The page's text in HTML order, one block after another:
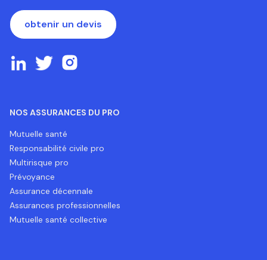
obtenir un devis
NOS ASSURANCES DU PRO
Mutuelle santé
Responsabilité civile pro
Multirisque pro
Prévoyance
Assurance décennale
Assurances professionnelles
Mutuelle santé collective